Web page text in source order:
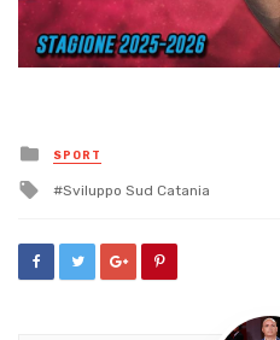
Posted
in
SPORT
Tagged
Sviluppo Sud Catania